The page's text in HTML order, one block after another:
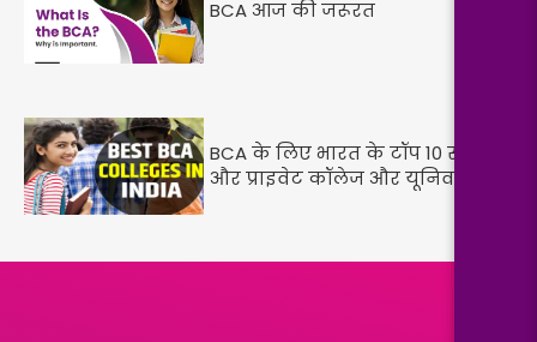
BCA आज की जरूरत
BCA के लिए भारत के टॉप 10 सरकारी
और प्राइवेट कॉलेज और यूनिवर्सिटी